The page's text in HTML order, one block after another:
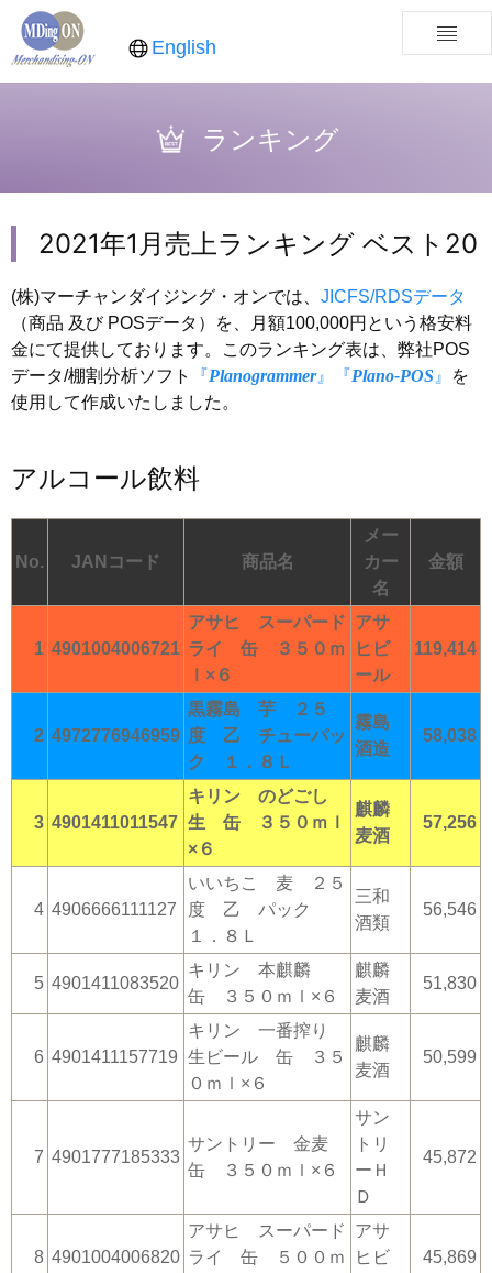
English
ランキング
2021年1月売上ランキング ベスト20
(株)マーチャンダイジング・オンでは、 JICFS/RDSデータ
（商品 及び POSデータ）を、月額100,000円という格安料
金にて提供しております。このランキング表は、弊社POS
データ/棚割分析ソフト
『Planogrammer』 『Plano-POS 』
を
使用して作成いたしました。
アルコール飲料
No. JANコード 商品名
メー
カー
名
金額
1 4901004006721
アサヒ スーパード
ライ 缶 ３５０ｍ
ｌ×６
アサ
ヒビ
ール
119,414
2 4972776946959
黒霧島 芋 ２５
度 乙 チューパッ
ク １．８Ｌ
霧島
酒造
58,038
3 4901411011547
キリン のどごし
生 缶 ３５０ｍｌ
×６
麒麟
麦酒
57,256
4 4906666111127
いいちこ 麦 ２５
度 乙 パック
１．８Ｌ
三和
酒類
56,546
5 4901411083520
キリン 本麒麟
缶 ３５０ｍｌ×６
麒麟
麦酒
51,830
6 4901411157719
キリン 一番搾り
生ビール 缶 ３５
０ｍｌ×６
麒麟
麦酒
50,599
7 4901777185333
サントリー 金麦
缶 ３５０ｍｌ×６
サン
トリ
ーＨ
Ｄ
45,872
8 4901004006820
アサヒ スーパード
ライ 缶 ５００ｍ
アサ
ヒビ
45,869